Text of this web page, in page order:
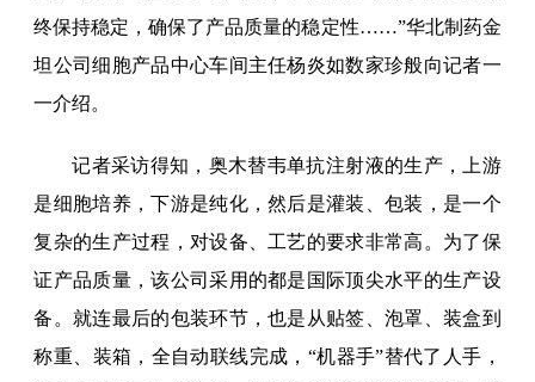
终保持稳定，确保了产品质量的稳定性……”华北制药金
坦公司细胞产品中心车间主任杨炎如数家珍般向记者一
一介绍。
记者采访得知，奥木替韦单抗注射液的生产，上游
是细胞培养，下游是纯化，然后是灌装、包装，是一个
复杂的生产过程，对设备、工艺的要求非常高。为了保
证产品质量，该公司采用的都是国际顶尖水平的生产设
备。就连最后的包装环节，也是从贴签、泡罩、装盒到
称重、装箱，全自动联线完成，“机器手”替代了人手，